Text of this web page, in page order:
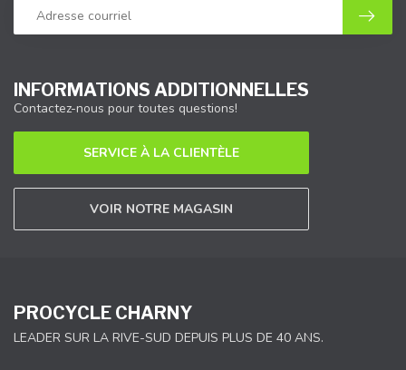
INFORMATIONS ADDITIONNELLES
Contactez-nous pour toutes questions!
SERVICE À LA CLIENTÈLE
VOIR NOTRE MAGASIN
PROCYCLE CHARNY
LEADER SUR LA RIVE-SUD DEPUIS PLUS DE 40 ANS.